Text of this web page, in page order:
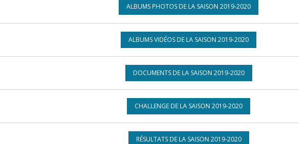
ALBUMS PHOTOS DE LA SAISON 2019-2020
ALBUMS VIDÉOS DE LA SAISON 2019-2020
DOCUMENTS DE LA SAISON 2019-2020
CHALLENGE DE LA SAISON 2019-2020
RÉSULTATS DE LA SAISON 2019-2020